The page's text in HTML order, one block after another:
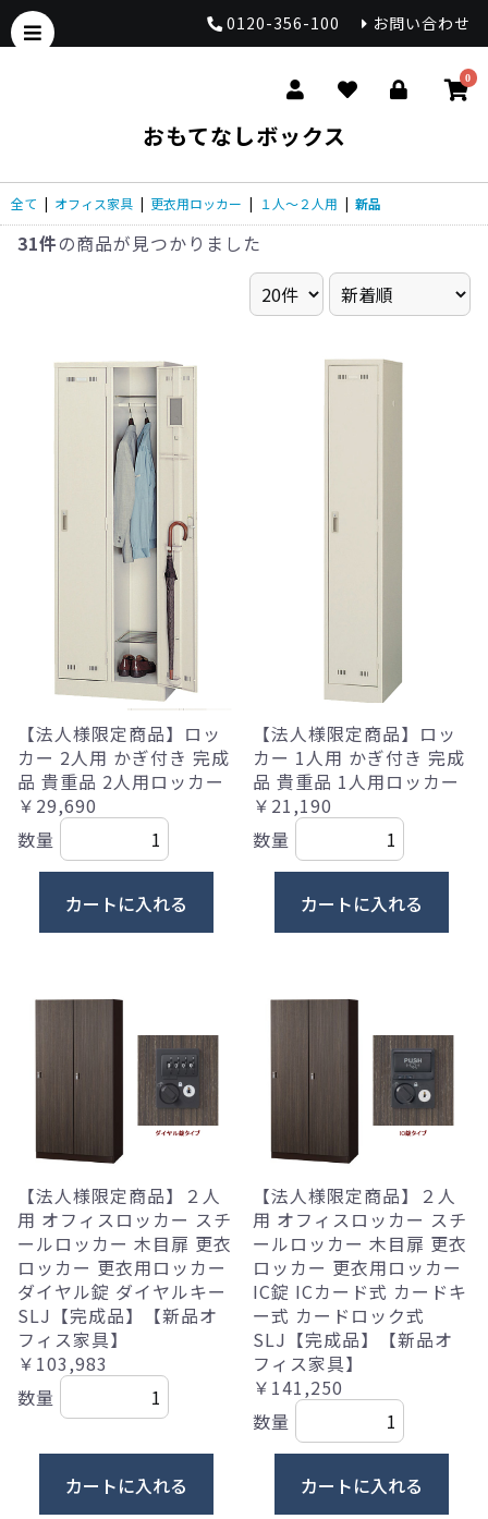
0120-356-100 お問い合わせ
0
おもてなしボックス
全て | オフィス家具 | 更衣用ロッカー | １人～２人用 | 新品
31件の商品が見つかりました
【法人様限定商品】ロッ
カー 2人用 かぎ付き 完成
品 貴重品 2人用ロッカー
￥29,690
数量
カートに入れる
【法人様限定商品】ロッ
カー 1人用 かぎ付き 完成
品 貴重品 1人用ロッカー
￥21,190
数量
カートに入れる
【法人様限定商品】２人
用 オフィスロッカー スチ
ールロッカー 木目扉 更衣
ロッカー 更衣用ロッカー
ダイヤル錠 ダイヤルキー
SLJ【完成品】【新品オ
フィス家具】
￥103,983
数量
カートに入れる
【法人様限定商品】２人
用 オフィスロッカー スチ
ールロッカー 木目扉 更衣
ロッカー 更衣用ロッカー
IC錠 ICカード式 カードキ
ー式 カードロック式
SLJ【完成品】【新品オ
フィス家具】
￥141,250
数量
カートに入れる